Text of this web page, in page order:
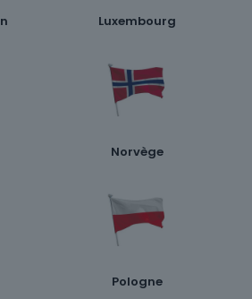
Luxembourg
Norvège
Pologne